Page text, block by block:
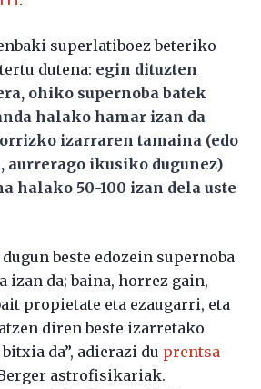
superlatiboez beteriko
dutena: egin dituzten
ohiko supernoba batek
halako hamar izan da
izarraren tamaina (edo
aurrerago ikusiko dugunez)
halako 50-100 izan dela uste
beste edozein supernoba
izan da; baina, horrez gain,
propietate eta ezaugarri, eta
diren beste izarretako
da”, adierazi du prentsa
astrofisikariak.